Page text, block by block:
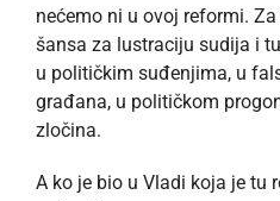
nećemo ni u ovoj reformi.
šansa za lustraciju sudija i
u političkim suđenjima, u
građana, u političkom
zločina.
A ko je bio u Vladi koja je tu